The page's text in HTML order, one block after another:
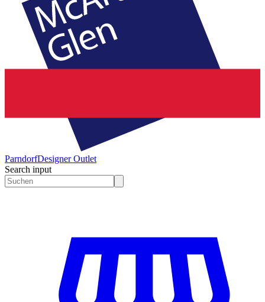
ParndorfDesigner Outlet
Search input